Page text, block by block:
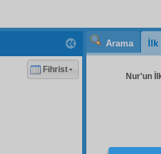
Arama
Nur'un
Fihrist